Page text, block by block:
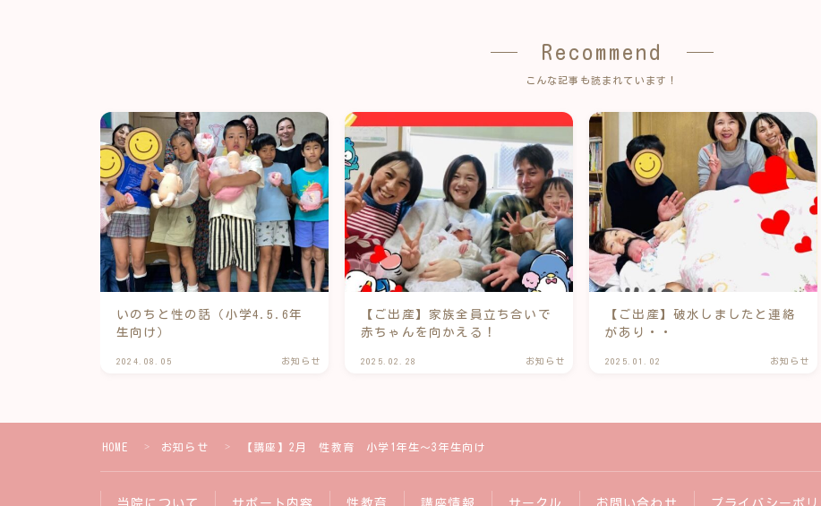
Recommend
こんな記事も読まれています！
いのちと性の話（小学4.5.6年
生向け）
2024.08.05 お知らせ
【ご出産】家族全員立ち合いで
赤ちゃんを向かえる！
2025.02.28 お知らせ
【ご出産】破水しましたと連絡
があり・・
2025.01.02 お知らせ
HOME ＞ お知らせ ＞ 【講座】2月 性教育 小学1年生～3年生向け
当院について サポート内容 性教育 講座情報 サークル お問い合わせ プライバシーポリ